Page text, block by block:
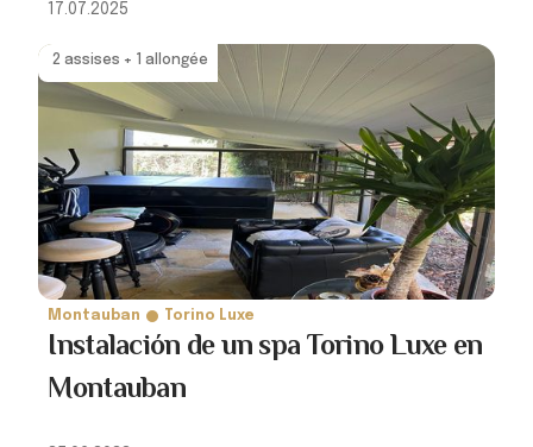
17.07.2025
2 assises + 1 allongée
Montauban Torino Luxe
Instalación de un spa Torino Luxe en
Montauban